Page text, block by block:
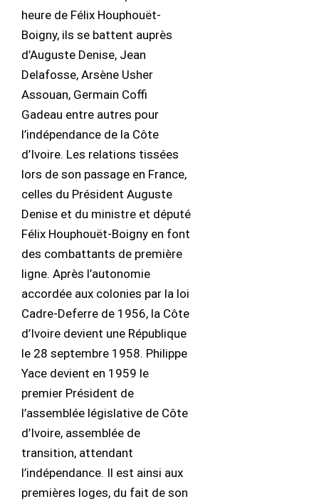
heure de Félix Houphouët-
Boigny, ils se battent auprès
d’Auguste Denise, Jean
Delafosse, Arsène Usher
Assouan, Germain Coffi
Gadeau entre autres pour
l’indépendance de la Côte
d’Ivoire. Les relations tissées
lors de son passage en France,
celles du Président Auguste
Denise et du ministre et député
Félix Houphouët-Boigny en font
des combattants de première
ligne. Après l’autonomie
accordée aux colonies par la loi
Cadre-Deferre de 1956, la Côte
d’Ivoire devient une République
le 28 septembre 1958. Philippe
Yace devient en 1959 le
premier Président de
l’assemblée législative de Côte
d’Ivoire, assemblée de
transition, attendant
l’indépendance. Il est ainsi aux
premières loges, du fait de son